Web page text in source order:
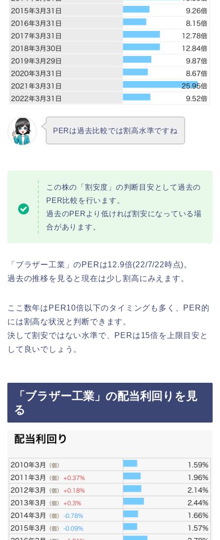
PERは過去比較では割高水準ですね
この株の「割安度」の判断目安として過去の
PER比較を行います。
過去のPERより低ければ割安になっている場
合があります。
「ブラザー工業」のPERは12.9倍(22/7/22時点)。
過去の推移を見ると現在は少し割高にみえます。
ここ数年はPER10倍以下のタイミングも多く、PER的
には割高な状況と判断できます。
決して割安ではない水準で、PERは15倍を上限目安と
して良いでしょう。
「ブラザー工業」の配当利回りを見
る